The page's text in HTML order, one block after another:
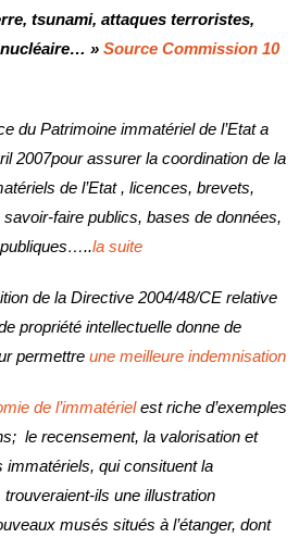
tsunami, attaques terroristes,
» Source Commission 10
du Patrimoine immatériel de l’Etat a
2007pour assurer la coordination de la
de l’Etat , licences, brevets,
faire publics, bases de données,
publiques…..la suite
de la Directive 2004/48/CE relative
propriété intellectuelle donne de
permettre une meilleure indemnisation
de l’immatérielest riche d’exemples
le recensement, la valorisation et
immatériels, qui consituent la
ils une illustration
musés situés à l’étanger, dont